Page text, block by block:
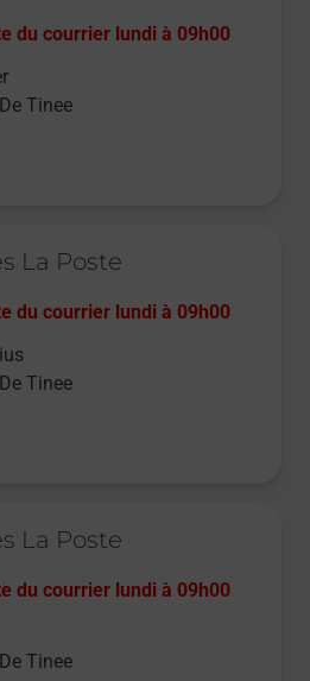
du courrier lundi à 09h00
Tinee
La Poste
du courrier lundi à 09h00
Tinee
La Poste
du courrier lundi à 09h00
Tinee